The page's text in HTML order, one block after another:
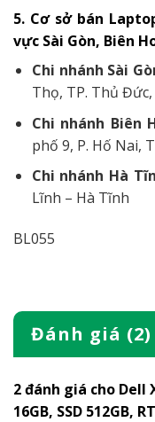
5. Cơ sở bán
vực Sài Gòn, Biên
Chi nhánh Sài
Thọ, TP. Thủ
Chi nhánh Biên
phố 9, P. Hố Nai,
Chi nhánh Hà
Lĩnh – Hà Tĩnh
BL055
Đánh giá (2)
2 đánh giá cho Dell
16GB, SSD 512GB,